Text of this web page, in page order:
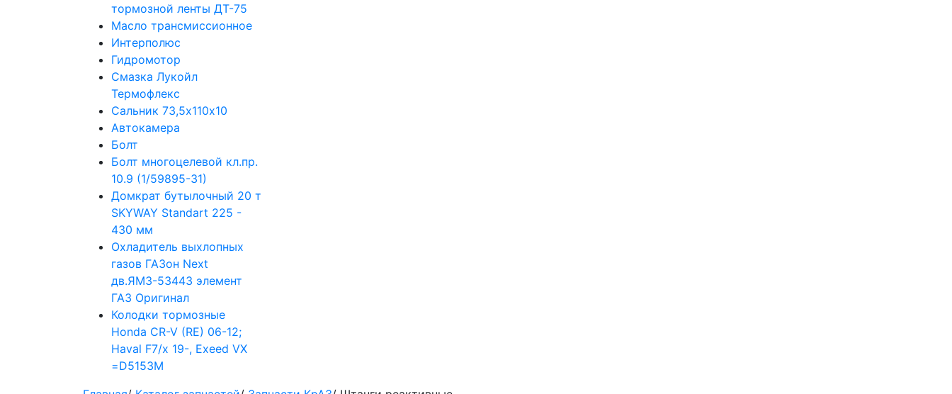
тормозной ленты ДТ-75
Масло трансмиссионное
Интерполюс
Гидромотор
Смазка Лукойл
Термофлекс
Сальник 73,5х110х10
Автокамера
Болт
Болт многоцелевой кл.пр.
10.9 (1/59895-31)
Домкрат бутылочный 20 т
SKYWAY Standart 225 -
430 мм
Охладитель выхлопных
газов ГАЗон Next
дв.ЯМЗ-53443 элемент
ГАЗ Оригинал
Колодки тормозные
Honda CR-V (RE) 06-12;
Haval F7/x 19-, Exeed VX
=D5153M